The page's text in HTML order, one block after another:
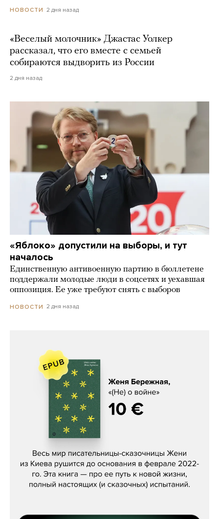
НОВОСТИ 2 дня назад
«Веселый молочник» Джастас Уолкер
рассказал, что его вместе с семьей
собираются выдворить из России
2 дня назад
«Яблоко» допустили на выборы, и тут
началось
Единственную антивоенную партию в бюллетене
поддержали молодые люди в соцсетях и уехавшая
оппозиция. Ее уже требуют снять с выборов
НОВОСТИ 2 дня назад
Женя Бережная, «(Не) о войне»